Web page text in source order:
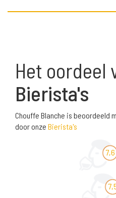
Het oordeel
Bierista's
Chouffe Blanche is beoordeeld
door onze Bierista's
7,6